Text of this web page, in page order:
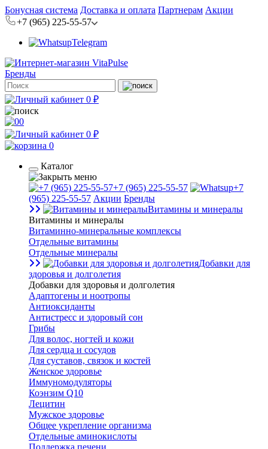
Бонусная система Доставка и оплата Партнерам Акции
+7 (965) 225-55-57
Telegram
Бренды
0 ₽
0
0 ₽
0
Каталог
+7 (965) 225-55-57
+7
(965) 225-55-57 Акции Бренды
Витамины и минералы
Витамины и минералы
Витаминно-минеральные комплексы
Отдельные витамины
Отдельные минералы
Добавки для
здоровья и долголетия
Добавки для здоровья и долголетия
Адаптогены и ноотропы
Антиоксиданты
Антистресс и здоровый сон
Грибы
Для волос, ногтей и кожи
Для сердца и сосудов
Для суставов, связок и костей
Женское здоровье
Иммуномодуляторы
Коэнзим Q10
Лецитин
Мужское здоровье
Общее укрепление организма
Отдельные аминокислоты
Поддержка печени